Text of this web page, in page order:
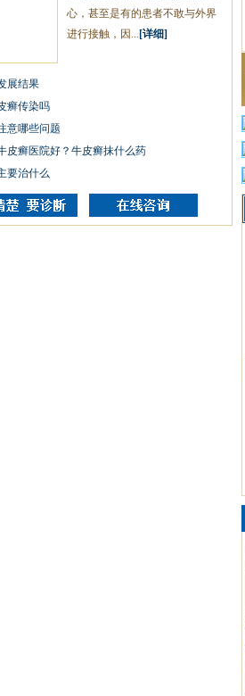
心，甚至是有的患者不敢与外界
进行接触，因... [详细]
展结果
癣传染吗
意哪些问题
皮癣医院好？牛皮癣抹什么药
要治什么